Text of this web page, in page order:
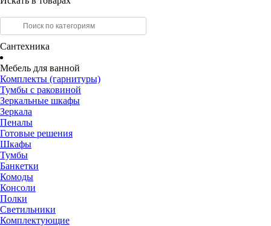
Сантехника
Мебель для ванной
Комплекты (гарнитуры)
Тумбы с раковиной
Зеркальные шкафы
Зеркала
Пеналы
Готовые решения
Шкафы
Тумбы
Банкетки
Комоды
Консоли
Полки
Светильники
Комплектующие